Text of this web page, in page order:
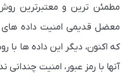
مطمئن ترین و معتبرترین
معضل قدیمی امنیت داده های
که اکنون، دیگر این داده ها
آنها با رمز عبور، امنیت چندانی